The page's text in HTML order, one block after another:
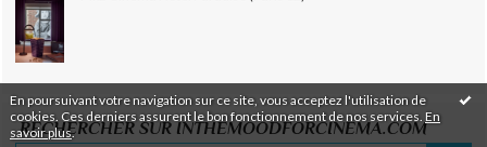
En poursuivant votre navigation sur ce site, vous acceptez l'utilisation de
cookies. Ces derniers assurent le bon fonctionnement de nos services. En
savoir plus.
RECHERCHER SUR INTHEMOODFORCINEMA.COM